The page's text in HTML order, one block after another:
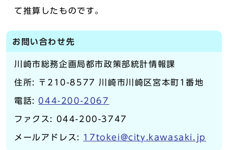
て推算したものです。
お問い合わせ先
川崎市総務企画局都市政策部統計情報課
住所: 〒210-8577 川崎市川崎区宮本町1番地
電話: 044-200-2067
ファクス: 044-200-3747
メールアドレス: 17tokei@city.kawasaki.jp